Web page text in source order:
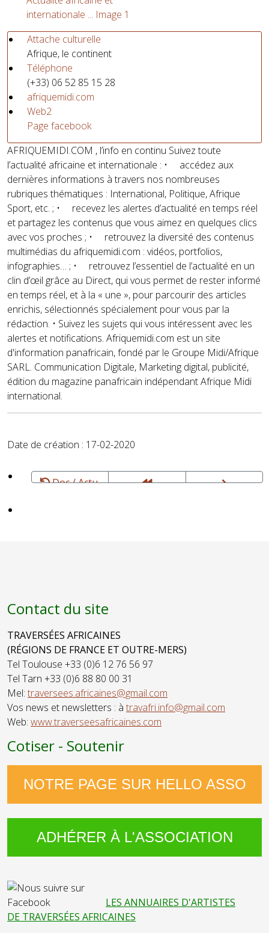
Attache culturelle
Afrique, le continent
Téléphone
(+33) 06 52 85 15 28
afriquemidi.com
Web2
Page facebook
AFRIQUEMIDI.COM , l’info en continu Suivez toute
l’actualité africaine et internationale : • accédez aux
dernières informations à travers nos nombreuses
rubriques thématiques : International, Politique, Afrique
Sport, etc. ; • recevez les alertes d’actualité en temps réel
et partagez les contenus que vous aimez en quelques clics
avec vos proches ; • retrouvez la diversité des contenus
multimédias du afriquemidi.com : vidéos, portfolios,
infographies… ; • retrouvez l’essentiel de l’actualité en un
clin d’œil grâce au Direct, qui vous permet de rester informé
en temps réel, et à la « une », pour parcourir des articles
enrichis, sélectionnés spécialement pour vous par la
rédaction. • Suivez les sujets qui vous intéressent avec les
alertes et notifications. Afriquemidi.com est un site
d'information panafricain, fondé par le Groupe Midi/Afrique
SARL. Communication Digitale, Marketing digital, publicité,
édition du magazine panafricain indépendant Afrique Midi
international.
Date de création : 17-02-2020
Doc / Actu,
Contact du site
TRAVERSÉES AFRICAINES
(RÉGIONS DE FRANCE ET OUTRE-MERS)
Tel Toulouse +33 (0)6 12 76 56 97
Tel Tarn +33 (0)6 88 80 00 31
Mel: traversees.africaines@gmail.com
Vos news et newsletters : à travafri.info@gmail.com
Web: www.traverseesafricaines.com
Cotiser - Soutenir
NOTRE PAGE SUR HELLO ASSO
ADHÉRER À L'ASSOCIATION
LES ANNUAIRES D'ARTISTES
DE TRAVERSÉES AFRICAINES